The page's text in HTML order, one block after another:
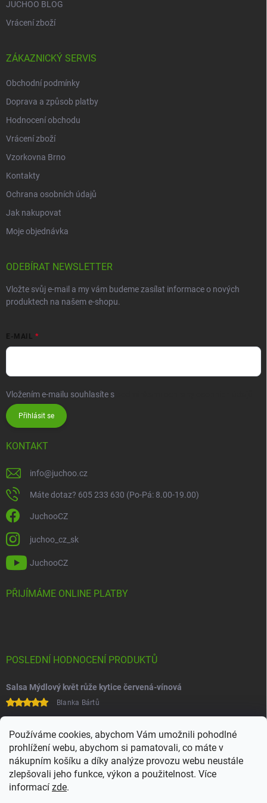
Používáme cookies, abychom Vám umožnili pohodlné
prohlížení webu, abychom si pamatovali, co máte v
nákupním košíku a díky analýze provozu webu neustále
zlepšovali jeho funkce, výkon a použitelnost. Více
informací zde.
JUCHOO BLOG
Vrácení zboží
ZÁKAZNICKÝ SERVIS
Obchodní podmínky
Doprava a způsob platby
Hodnocení obchodu
Vrácení zboží
Vzorkovna Brno
Kontakty
Ochrana osobních údajů
Jak nakupovat
Moje objednávka
ODEBÍRAT NEWSLETTER
Vložte svůj e-mail a my vám budeme zasílat informace o nových
produktech na našem e-shopu.
E-MAIL
Vložením e-mailu souhlasíte s
Přihlásit se
KONTAKT
info@juchoo.cz
Máte dotaz? 605 233 630 (Po-Pá: 8.00-19.00)
JuchooCZ
juchoo_cz_sk
JuchooCZ
PŘIJÍMÁME ONLINE PLATBY
POSLEDNÍ HODNOCENÍ PRODUKTŮ
Salsa Mýdlový květ růže kytice červená-vínová
Blanka Bártů